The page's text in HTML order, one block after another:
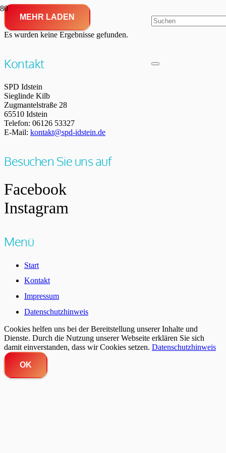
MEHR LADEN
Es wurden keine Ergebnisse gefunden.
Kontakt
SPD Idstein
Sieglinde Kilb
Zugmantelstraße 28
65510 Idstein
Telefon: 06126 53327
E-Mail: kontakt@spd-idstein.de
Besuchen Sie uns auf
Facebook
Instagram
Menü
Start
Kontakt
Impressum
Datenschutzhinweis
Cookies helfen uns bei der Bereitstellung unserer Inhalte und
Dienste. Durch die Nutzung unserer Webseite erklären Sie sich
damit einverstanden, dass wir Cookies setzen. Datenschutzhinweis
OK